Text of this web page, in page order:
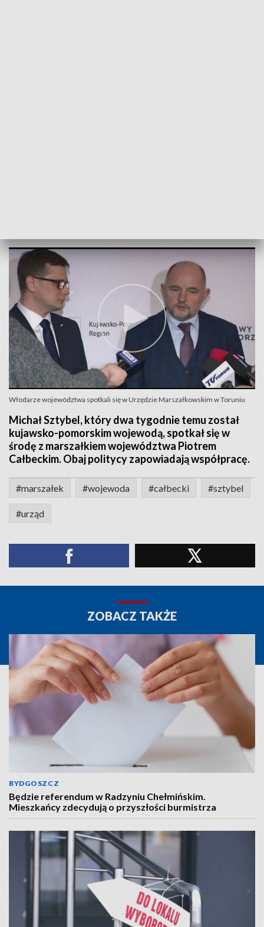
Włodarze województwa spotkali się w Urzędzie Marszałkowskim w Toruniu
Michał Sztybel, który dwa tygodnie temu został
kujawsko-pomorskim wojewodą, spotkał się w
środę z marszałkiem województwa Piotrem
Całbeckim. Obaj politycy zapowiadają współpracę.
#marszałek #wojewoda #całbecki #sztybel
#urząd
ZOBACZ TAKŻE
BYDGOSZCZ
Będzie referendum w Radzyniu Chełmińskim.
Mieszkańcy zdecydują o przyszłości burmistrza